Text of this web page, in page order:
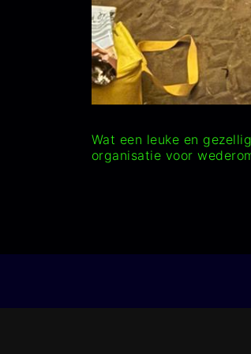
Wat een leuke en
organisatie voor